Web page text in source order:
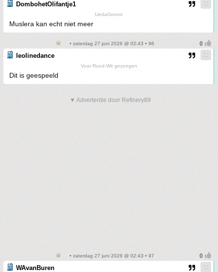
DombohetOlifantje1
UedaGernot
Muslera kan echt niet meer
• zaterdag 27 juni 2026 @ 02:43 • 96
leolinedance
Voor Rood-Wit gezongen
Dit is geespeeld
▼ Advertentie door Refinery89
• zaterdag 27 juni 2026 @ 02:43 • 97
WAvanBuren